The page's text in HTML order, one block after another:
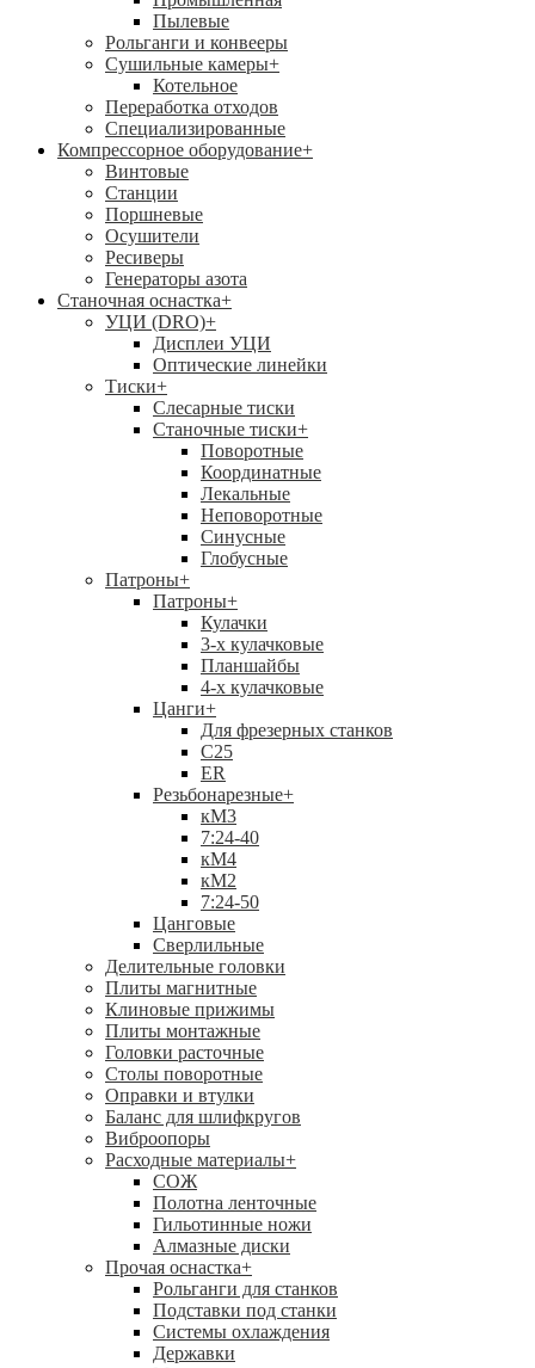
Пылевые
Рольганги и конвееры
Сушильные камеры+
Котельное
Переработка отходов
Специализированные
Компрессорное оборудование+
Винтовые
Станции
Поршневые
Осушители
Ресиверы
Генераторы азота
Станочная оснастка+
УЦИ (DRO)+
Дисплеи УЦИ
Оптические линейки
Тиски+
Слесарные тиски
Станочные тиски+
Поворотные
Координатные
Лекальные
Неповоротные
Синусные
Глобусные
Патроны+
Патроны+
Кулачки
3-х кулачковые
Планшайбы
4-х кулачковые
Цанги+
Для фрезерных станков
С25
ER
Резьбонарезные+
кМ3
7:24-40
кМ4
кМ2
7:24-50
Цанговые
Сверлильные
Делительные головки
Плиты магнитные
Клиновые прижимы
Плиты монтажные
Головки расточные
Столы поворотные
Оправки и втулки
Баланс для шлифкругов
Виброопоры
Расходные материалы+
СОЖ
Полотна ленточные
Гильотинные ножи
Алмазные диски
Прочая оснастка+
Рольганги для станков
Подставки под станки
Системы охлаждения
Державки